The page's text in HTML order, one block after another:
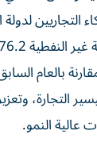
التجاريين
17.3%، مقارنة
التجارة،
عالية النمو.